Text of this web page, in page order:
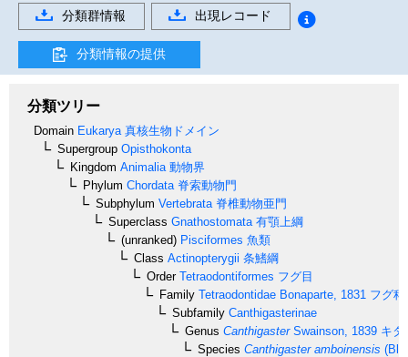
分類群情報
出現レコード
分類情報の提供
分類ツリー
Domain Eukarya 真核生物ドメイン
Supergroup Opisthokonta
Kingdom Animalia 動物界
Phylum Chordata 脊索動物門
Subphylum Vertebrata 脊椎動物亜門
Superclass Gnathostomata 有顎上綱
(unranked) Pisciformes 魚類
Class Actinopterygii 条鰭綱
OrderTetraodontiformes フグ目
Family Tetraodontidae Bonaparte, 1831 フグ科
Subfamily Canthigasterinae
Genus CanthigasterSwainson, 1839 キタ
Species Canthigaster amboinensis